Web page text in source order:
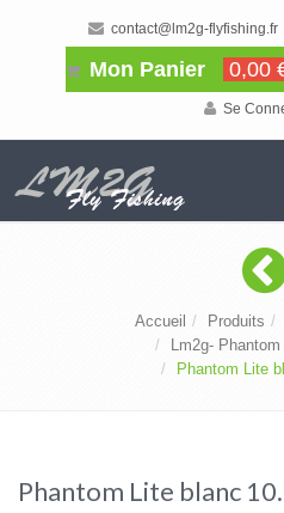
contact@lm2g-flyfishing.fr
Mon Panier 0,00
Se
Accueil Produits
Lm2g-
Phantom Lite
Phantom Lite blanc